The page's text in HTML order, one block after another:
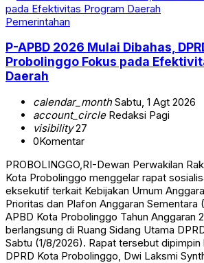
Pemerintahan
P-APBD 2026 Mulai Dibahas,
Probolinggo Fokus pada
Daerah
calendar_monthSabtu, 1 Agt 2026
account_circleRedaksi Pagi
visibility27
0Komentar
PROBOLINGGO,RI-Dewan Perwakilan
Kota Probolinggo menggelar rapat
eksekutif terkait Kebijakan Umum
Prioritas dan Plafon Anggaran Sementara
APBD Kota Probolinggo Tahun Anggaran
berlangsung di Ruang Sidang Utama
Sabtu (1/8/2026). Rapat tersebut dipimpin
DPRD Kota Probolinggo, Dwi Laksmi